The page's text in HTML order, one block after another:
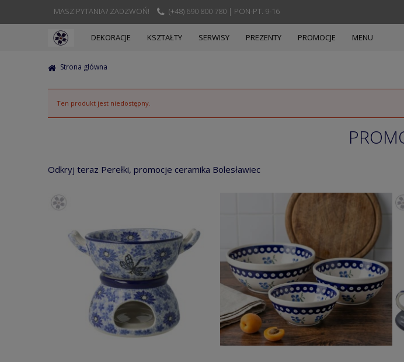
MASZ PYTANIA? ZADZWOŃ! (+48) 690 800 780 | PON-PT. 9-16
DEKORACJE KSZTAŁTY SERWISY PREZENTY PROMOCJE MENU
Strona główna
Ten produkt jest niedostępny.
Odkryj teraz Perełki, promocje ceramika Bolesławiec